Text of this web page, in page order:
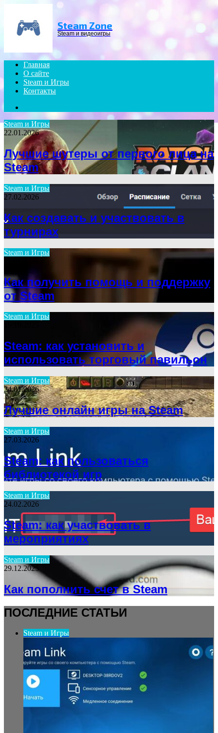
Steam Zone
Steam и видеоигры
Главная
О сайте
Steam и Игры
Контакты
Steam и Игры
22.01.2026
Лучшие шутеры от первого лица на
Steam
Steam и Игры
27.02.2026
Как создавать и участвовать в
турнирах
Steam и Игры
Как получить помощь и поддержку
от Steam
Steam и Игры
Steam: как установить и
использовать торговый павильон
Steam и Игры
24.01.2026
Лучшие онлайн игры на Steam
Steam и Игры
27.03.2026
Steam: как пользоваться
библиотекой игр
Steam и Игры
24.02.2026
Steam: как участвовать в
мероприятиях
Steam и Игры
29.12.2025
Как пополнить счет в Steam
ПОСЛЕДНИЕ СТАТЬИ
Steam и Игры